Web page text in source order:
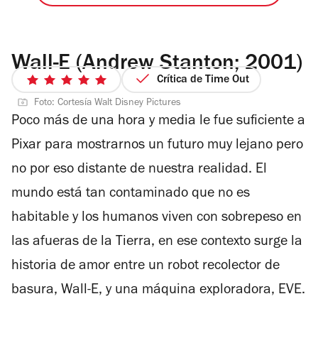
Wall-E (Andrew Stanton; 2001)
5
de
5
estrellas
Crítica de Time Out
Foto: Cortesía Walt Disney Pictures
Poco más de una hora y media le fue suficiente a
Pixar para mostrarnos un futuro muy lejano pero
no por eso distante de nuestra realidad. El
mundo está tan contaminado que no es
habitable y los humanos viven con sobrepeso en
las afueras de la Tierra, en ese contexto surge la
historia de amor entre un robot recolector de
basura, Wall-E, y una máquina exploradora, EVE.